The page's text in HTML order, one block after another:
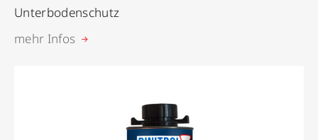
Unterbodenschutz
mehr Infos